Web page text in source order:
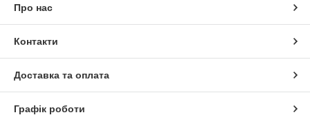
Про нас
Контакти
Доставка та оплата
Графік роботи